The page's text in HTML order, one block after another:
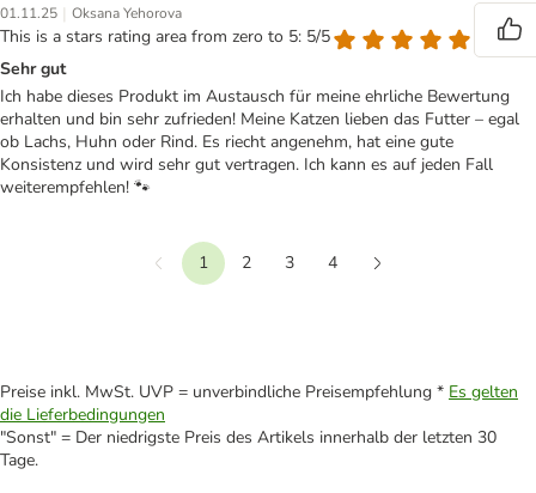
01.11.25 | Oksana Yehorova
This is a stars rating area from zero to 5: 5/5
Sehr gut
Ich habe dieses Produkt im Austausch für meine ehrliche Bewertung
erhalten und bin sehr zufrieden! Meine Katzen lieben das Futter – egal
ob Lachs, Huhn oder Rind. Es riecht angenehm, hat eine gute
Konsistenz und wird sehr gut vertragen. Ich kann es auf jeden Fall
weiterempfehlen! 🐾
Vorherige
1 2 3
4
Preise inkl. MwSt. UVP = unverbindliche Preisempfehlung * Es gelten
die Lieferbedingungen
"Sonst" = Der niedrigste Preis des Artikels innerhalb der letzten 30
Tage.